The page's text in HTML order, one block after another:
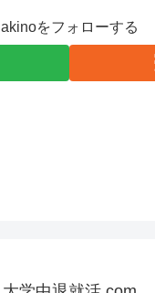
akinoをフォローする